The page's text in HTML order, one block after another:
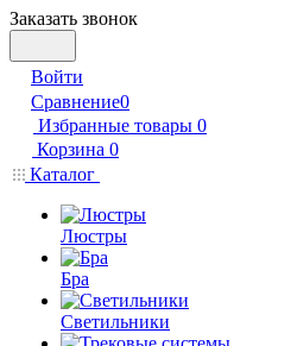
Заказать звонок
Войти
Сравнение0
Избранные товары 0
Корзина 0
Каталог
Люстры
Бра
Светильники